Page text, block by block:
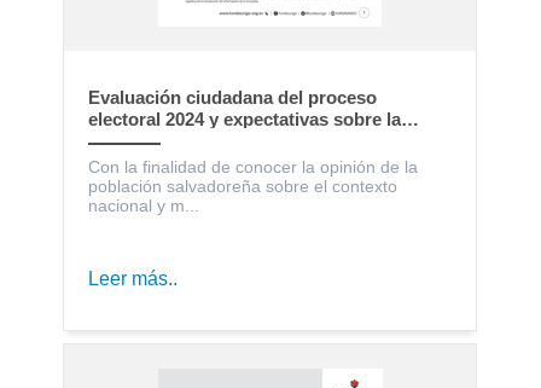
Evaluación ciudadana del proceso
electoral 2024 y expectativas sobre la
gestión gubernamental, legislativa y
municipal
Con la finalidad de conocer la opinión de la
población salvadoreña sobre el contexto
nacional y m...
Leer más..